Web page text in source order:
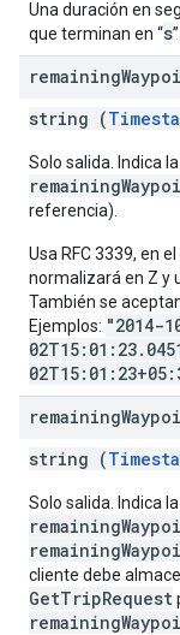
Una duración en
que terminan en “s
remaining
string (
Solo salida. Indica
referencia).
Usa RFC 3339, en
normalizará en Z y
También se
Ejemplos: "2014-
remaining
string (
Solo salida. Indica
cliente debe
GetTripRequest